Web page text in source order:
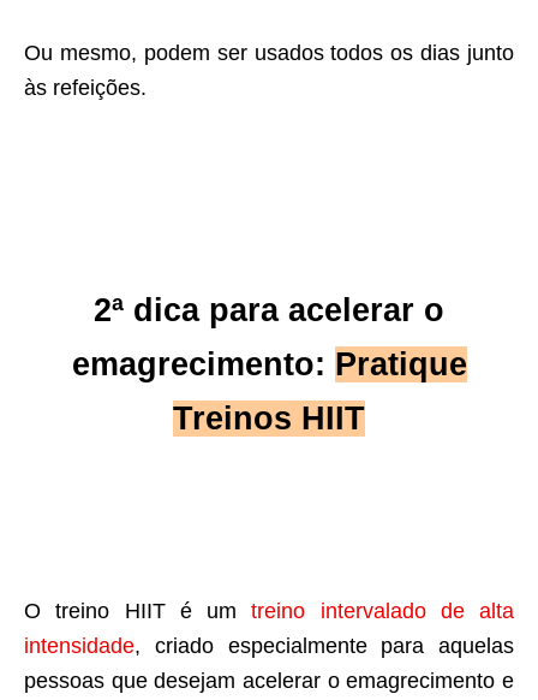
Ou mesmo, podem ser usados todos os dias junto
às refeições.
2ª dica para acelerar o
emagrecimento: Pratique
Treinos HIIT
O treino HIIT é umtreino intervalado de alta
intensidade, criado especialmente para aquelas
pessoas que desejam acelerar o emagrecimento e